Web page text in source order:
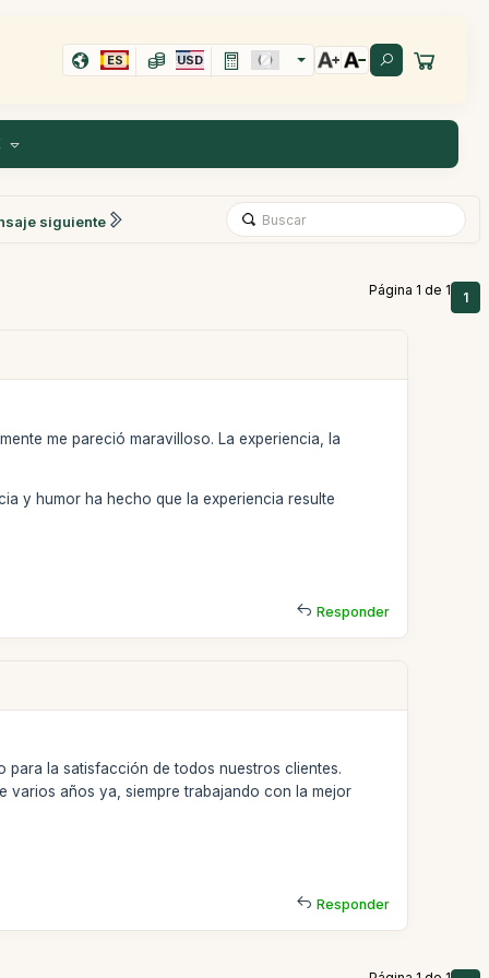
ES USD
siguiente
Página 1 de 1 1
me pareció maravilloso. La experiencia, la
y humor ha hecho que la experiencia resulte
Responder
para la satisfacción de todos nuestros clientes.
varios años ya, siempre trabajando con la mejor
Responder